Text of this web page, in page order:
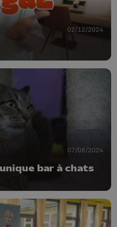
02/12/2024
07/08/2024
bar à chats